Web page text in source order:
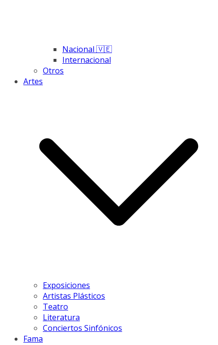
Nacional 🇻🇪
Internacional
Otros
Artes
Exposiciones
Artistas Plásticos
Teatro
Literatura
Conciertos Sinfónicos
Fama